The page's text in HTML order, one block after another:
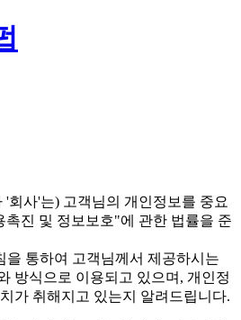
회사'는) 고객님의 개인정보를 중요
진 및 정보보호"에 관한 법률을 준
을 통하여 고객님께서 제공하시는
방식으로 이용되고 있으며, 개인정
가 취해지고 있는지 알려드립니다.